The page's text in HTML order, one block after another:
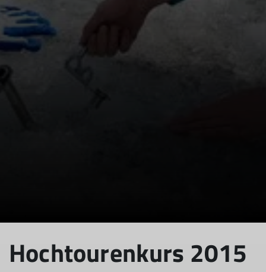
Hochtourenkurs 2015